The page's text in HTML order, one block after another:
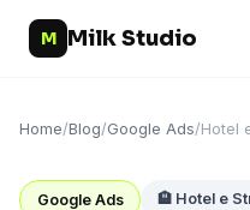
M Milk Studio
Home/Blog/Google Ads/Hotel
Google Ads 🏨 Hotel e